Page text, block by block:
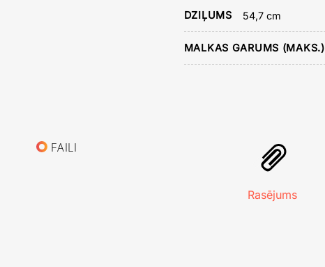
DZIĻUMS 54,7 cm
MALKAS GARUMS (MAKS.)
FAILI
Rasējums